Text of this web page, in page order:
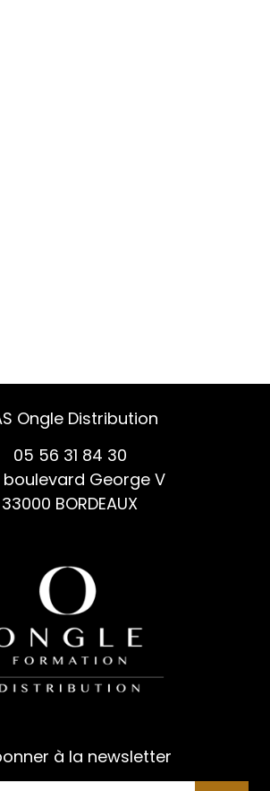
Ongle Distribution
05 56 31 84 30
boulevard George V
33000 BORDEAUX
à la newsletter